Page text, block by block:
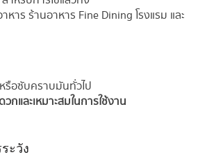
หาร ร้านอาหาร Fine Dining โรงแรม และ
รือซับคราบมันทั่วไป
และเหมาะสมในการใช้งาน
ะวัง